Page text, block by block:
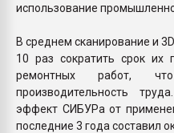
использование
В среднем сканирование и
10 раз сократить срок их
ремонтных работ,
производительность
эффект СИБУРа от
последние 3 года составил